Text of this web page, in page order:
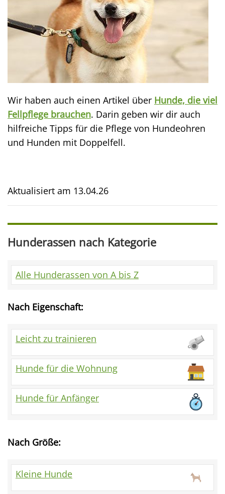
Wir haben auch einen Artikel über Hunde, die viel
Fellpflege brauchen. Darin geben wir dir auch
hilfreiche Tipps für die Pflege von Hundeohren
und Hunden mit Doppelfell.
Aktualisiert am 13.04.26
Hunderassen nach Kategorie
Alle Hunderassen von A bis Z
Nach Eigenschaft:
Leicht zu trainieren
Hunde für die Wohnung
Hunde für Anfänger
Nach Größe:
Kleine Hunde